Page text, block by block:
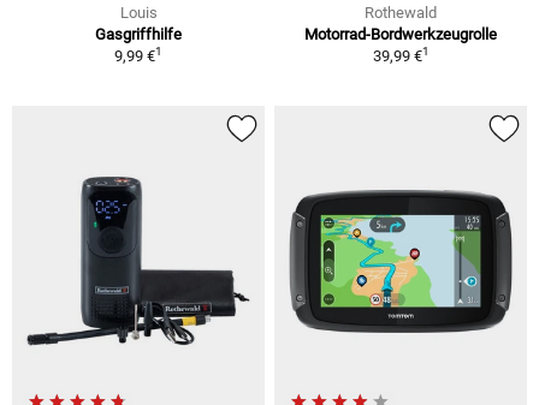
Louis
Gasgriffhilfe
9,99 €1
Rothewald
Motorrad-Bordwerkzeugrolle
39,99 €1